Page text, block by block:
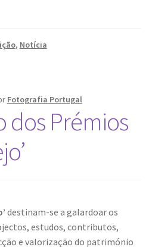
, Notícia
Fotografia Portugal
dos Prémios
destinam-se a galardoar os
estudos, contributos,
e valorização do património